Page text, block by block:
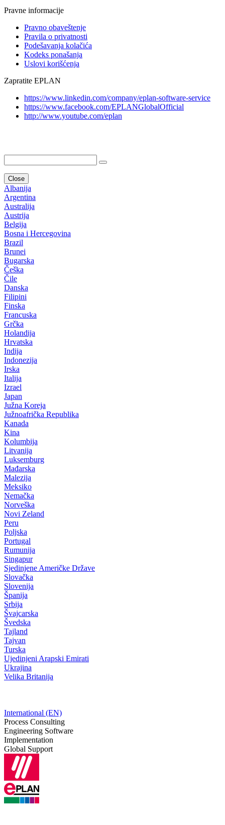
Pravne informacije
Pravno obaveštenje
Pravila o privatnosti
Podešavanja kolačića
Kodeks ponašanja
Uslovi korišćenja
Zapratite EPLAN
https://www.linkedin.com/company/eplan-software-service
https://www.facebook.com/EPLANGlobalOfficial
http://www.youtube.com/eplan
Close
Albanija
Argentina
Australija
Austrija
Belgija
Bosna i Hercegovina
Brazil
Brunei
Bugarska
Češka
Čile
Danska
Filipini
Finska
Francuska
Grčka
Holandija
Hrvatska
Indija
Indonezija
Irska
Italija
Izrael
Japan
Južna Koreja
Južnoafrička Republika
Kanada
Kina
Kolumbija
Litvanija
Luksemburg
Mađarska
Malezija
Meksiko
Nemačka
Norveška
Novi Zeland
Peru
Poljska
Portugal
Rumunija
Singapur
Sjedinjene Američke Države
Slovačka
Slovenija
Španija
Srbija
Švajcarska
Švedska
Tajland
Tajvan
Turska
Ujedinjeni Arapski Emirati
Ukrajina
Velika Britanija
International (EN)
Process Consulting
Engineering Software
Implementation
Global Support